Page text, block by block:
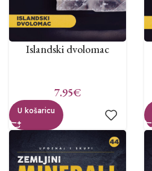
Islandski dvolomac
7.95€
U košaricu